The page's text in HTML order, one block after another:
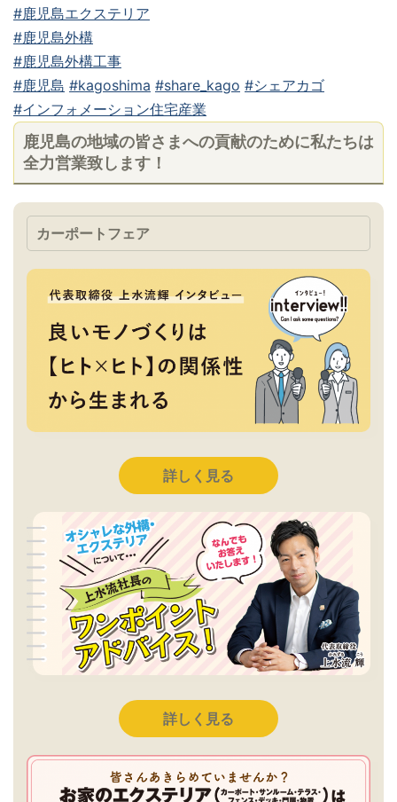
#鹿児島エクステリア
#鹿児島外構
#鹿児島外構工事
#鹿児島 #kagoshima #share_kago #シェアカゴ
#インフォメーション住宅産業
鹿児島の地域の皆さまへの貢献のために私たちは
全力営業致します！
カーポートフェア
詳しく見る
詳しく見る